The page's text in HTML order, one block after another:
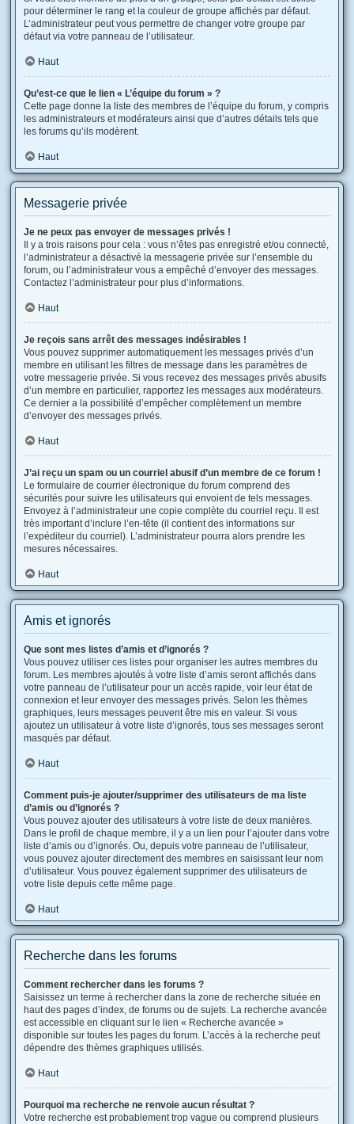
pour déterminer le rang et la couleur de groupe affichés par défaut.
L’administrateur peut vous permettre de changer votre groupe par
défaut via votre panneau de l’utilisateur.
Haut
Qu’est-ce que le lien « L’équipe du forum » ?
Cette page donne la liste des membres de l’équipe du forum, y compris
les administrateurs et modérateurs ainsi que d’autres détails tels que
les forums qu’ils modèrent.
Haut
Messagerie privée
Je ne peux pas envoyer de messages privés !
Il y a trois raisons pour cela : vous n’êtes pas enregistré et/ou connecté,
l’administrateur a désactivé la messagerie privée sur l’ensemble du
forum, ou l’administrateur vous a empêché d’envoyer des messages.
Contactez l’administrateur pour plus d’informations.
Haut
Je reçois sans arrêt des messages indésirables !
Vous pouvez supprimer automatiquement les messages privés d’un
membre en utilisant les filtres de message dans les paramètres de
votre messagerie privée. Si vous recevez des messages privés abusifs
d’un membre en particulier, rapportez les messages aux modérateurs.
Ce dernier a la possibilité d’empêcher complètement un membre
d’envoyer des messages privés.
Haut
J’ai reçu un spam ou un courriel abusif d’un membre de ce forum !
Le formulaire de courrier électronique du forum comprend des
sécurités pour suivre les utilisateurs qui envoient de tels messages.
Envoyez à l’administrateur une copie complète du courriel reçu. Il est
très important d’inclure l’en-tête (il contient des informations sur
l’expéditeur du courriel). L’administrateur pourra alors prendre les
mesures nécessaires.
Haut
Amis et ignorés
Que sont mes listes d’amis et d’ignorés ?
Vous pouvez utiliser ces listes pour organiser les autres membres du
forum. Les membres ajoutés à votre liste d’amis seront affichés dans
votre panneau de l’utilisateur pour un accès rapide, voir leur état de
connexion et leur envoyer des messages privés. Selon les thèmes
graphiques, leurs messages peuvent être mis en valeur. Si vous
ajoutez un utilisateur à votre liste d’ignorés, tous ses messages seront
masqués par défaut.
Haut
Comment puis-je ajouter/supprimer des utilisateurs de ma liste
d’amis ou d’ignorés ?
Vous pouvez ajouter des utilisateurs à votre liste de deux manières.
Dans le profil de chaque membre, il y a un lien pour l’ajouter dans votre
liste d’amis ou d’ignorés. Ou, depuis votre panneau de l’utilisateur,
vous pouvez ajouter directement des membres en saisissant leur nom
d’utilisateur. Vous pouvez également supprimer des utilisateurs de
votre liste depuis cette même page.
Haut
Recherche dans les forums
Comment rechercher dans les forums ?
Saisissez un terme à rechercher dans la zone de recherche située en
haut des pages d’index, de forums ou de sujets. La recherche avancée
est accessible en cliquant sur le lien « Recherche avancée »
disponible sur toutes les pages du forum. L’accès à la recherche peut
dépendre des thèmes graphiques utilisés.
Haut
Pourquoi ma recherche ne renvoie aucun résultat ?
Votre recherche est probablement trop vague ou comprend plusieurs